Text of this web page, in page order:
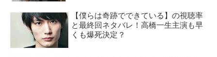
【僕らは奇跡でできている】の視聴率
と最終回ネタバレ！高橋一生主演も早
くも爆死決定？